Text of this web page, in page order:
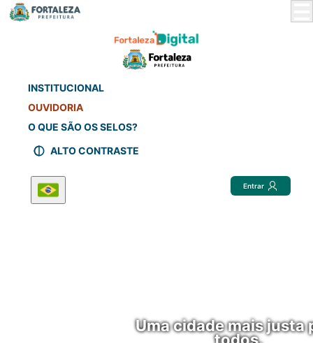
INSTITUCIONAL
OUVIDORIA
O QUE SÃO OS SELOS?
ALTO CONTRASTE
Entrar
Uma cidade mais justa